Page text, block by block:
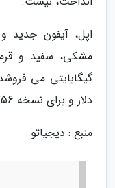
اپل، آیفون جدید
دلار و برای نسخه 256 گیگابایتی نیز 549 دلار هزینه کرد.
منبع : دیجیاتو